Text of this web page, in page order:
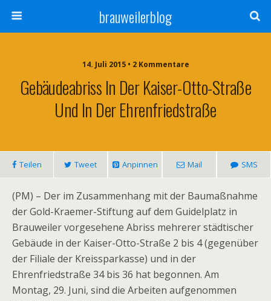
brauweilerblog
14. Juli 2015 • 2 Kommentare
Gebäudeabriss In Der Kaiser-Otto-Straße
Und In Der Ehrenfriedstraße
Teilen Tweet Anpinnen Mail SMS
(PM) – Der im Zusammenhang mit der Baumaßnahme
der Gold-Kraemer-Stiftung auf dem Guidelplatz in
Brauweiler vorgesehene Abriss mehrerer städtischer
Gebäude in der Kaiser-Otto-Straße 2 bis 4 (gegenüber
der Filiale der Kreissparkasse) und in der
Ehrenfriedstraße 34 bis 36 hat begonnen. Am
Montag, 29. Juni, sind die Arbeiten aufgenommen